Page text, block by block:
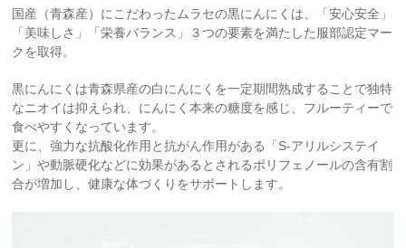
国産（青森産）にこだわったムラセの黒にんにくは、「安心安全」
「美味しさ」「栄養バランス」３つの要素を満たした服部認定マー
クを取得。
黒にんにくは青森県産の白にんにくを一定期間熟成することで独特
なニオイは抑えられ、にんにく本来の糖度を感じ、フルーティーで
食べやすくなっています。
更に、強力な抗酸化作用と抗がん作用がある「S-アリルシステイ
ン」や動脈硬化などに効果があるとされるポリフェノールの含有割
合が増加し、健康な体づくりをサポートします。